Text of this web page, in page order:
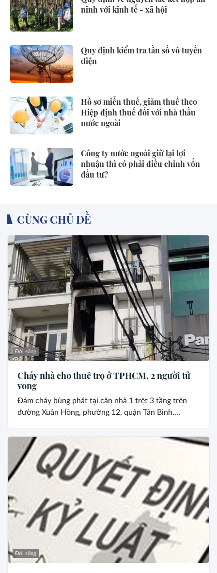
ninh với kinh tế - xã hội
Quy định kiểm tra tần số vô tuyến
điện
Hồ sơ miễn thuế, giảm thuế theo
Hiệp định thuế đối với nhà thầu
nước ngoài
Công ty nước ngoài giữ lại lợi
nhuận thì có phải điều chỉnh vốn
đầu tư?
CÙNG CHỦ ĐỀ
Đời sống
Cháy nhà cho thuê trọ ở TPHCM, 2 người tử
vong
Đám cháy bùng phát tại căn nhà 1 trệt 3 tầng trên
đường Xuân Hồng, phường 12, quận Tân Bình....
Đời sống